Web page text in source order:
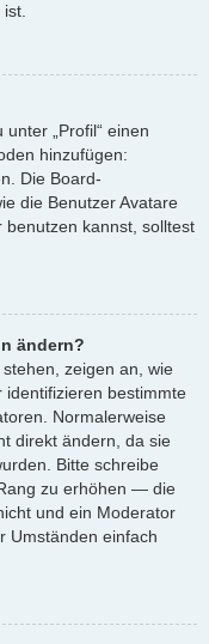
„Profil“ einen
hinzufügen:
Die Board-
die Benutzer Avatare
benutzen kannst, solltest
ändern?
zeigen an, wie
identifizieren bestimmte
Normalerweise
direkt ändern, da sie
Bitte schreibe
zu erhöhen — die
und ein Moderator
Umständen einfach